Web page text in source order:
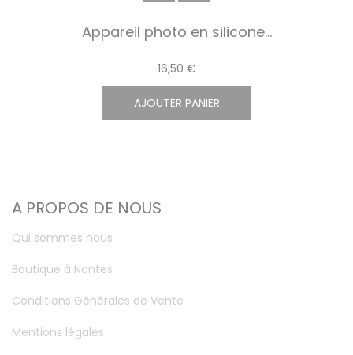
Appareil photo en silicone...
16,50 €
AJOUTER PANIER
A PROPOS DE NOUS
Qui sommes nous
Boutique à Nantes
Conditions Générales de Vente
Mentions légales